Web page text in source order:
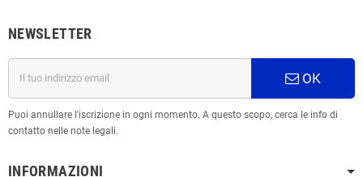
NEWSLETTER
OK
Puoi annullare l'iscrizione in ogni momento. A questo scopo, cerca le info di
contatto nelle note legali.
INFORMAZIONI